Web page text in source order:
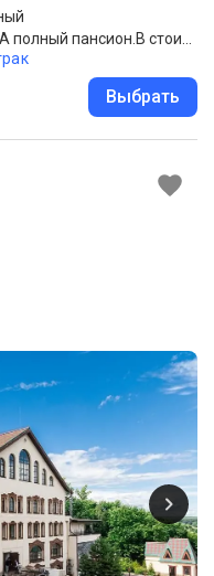
26.08.2026 - 28.08.2026 Orchestra OKA полный пансион.В стоимость входит: проживание, 3-разовое питание "полный пансион", посещение бассейна.
Выбрать